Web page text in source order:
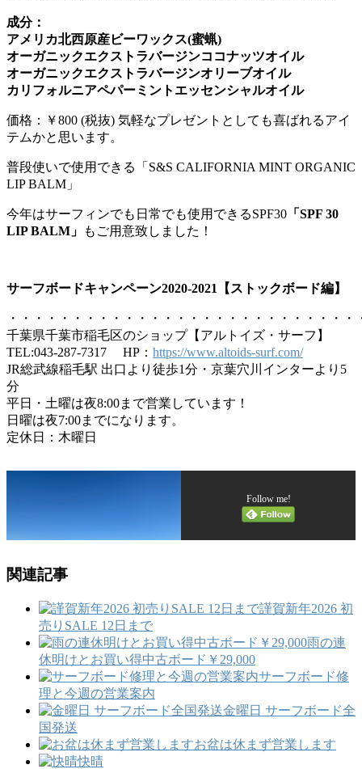
成分：
アメリカ北西原産ビーワックス(蜜蝋)
オーガニックエクストラバージンココナッツオイル
オーガニックエクストラバージンオリーブオイル
カリフォルニアペパーミントエッセンシャルオイル
価格：￥800 (税抜) 気軽なプレゼントとしても喜ばれるアイ
テムかと思います。
普段使いで使用できる「S&S CALIFORNIA MINT ORGANIC
LIP BALM」
今年はサーフィンでも日常でも使用できるSPF30 「SPF 30
LIP BALM」
もご用意致しました！
サーフボードキャンペーン2020-2021【ストックボード編】
・・・・・・・・・・・・・・・・・・・・・・・・・・
千葉県千葉市稲毛区のショップ【アルトイズ・サーフ】
TEL:043-287-7317 HP： https://www.altoids-surf.com/
JR総武線稲毛駅 出口より徒歩1分・京葉穴川インターより5
分
平日・土曜は夜8:00まで営業しています！
日曜は夜7:00までになります。
定休日：木曜日
Follow me!
関連記事
謹賀新年2026 初
売りSALE 12日まで
雨の連
休明けとお買い得中古ボード￥29,000
サーフボード修
理と今週の営業案内
金曜日 サーフボード全
国発送
お盆は休まず営業します
快晴